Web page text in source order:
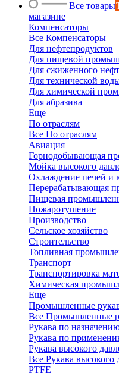
Все товары
магазине
Компенсаторы
Все Компенсаторы
Для нефтепродуктов
Для пищевой
Для сжиженного
Для технической
Для химической
Для абразива
Еще
По отраслям
Все По отраслям
Авиация
Горнодобывающая
Мойка высокого
Охлаждение печей и
Перерабатывающая
Пищевая
Пожаротушение
Производство
Сельское хозяйство
Строительство
Топливная
Транспорт
Транспортировка
Химическая
Еще
Промышленные
Все Промышленные
Рукава по
Рукава по
Рукава высокого
Все Рукава высокого
PTFE